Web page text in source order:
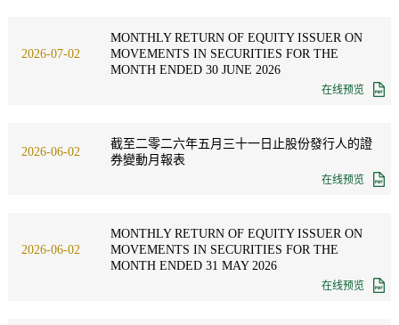
2026-07-02
MONTHLY RETURN OF EQUITY ISSUER ON
MOVEMENTS IN SECURITIES FOR THE
MONTH ENDED 30 JUNE 2026
在线预览
2026-06-02
截至二零二六年五月三十一日止股份發行人的證
券變動月報表
在线预览
2026-06-02
MONTHLY RETURN OF EQUITY ISSUER ON
MOVEMENTS IN SECURITIES FOR THE
MONTH ENDED 31 MAY 2026
在线预览